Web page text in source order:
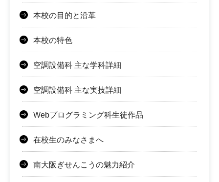
本校の目的と沿革
本校の特色
空調設備科 主な学科詳細
空調設備科 主な実技詳細
Webプログラミング科生徒作品
在校生のみなさまへ
南大阪ぎせんこうの魅力紹介